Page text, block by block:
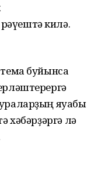
килә.
тема буйынса
яуабы
хәбәрҙәргә лә